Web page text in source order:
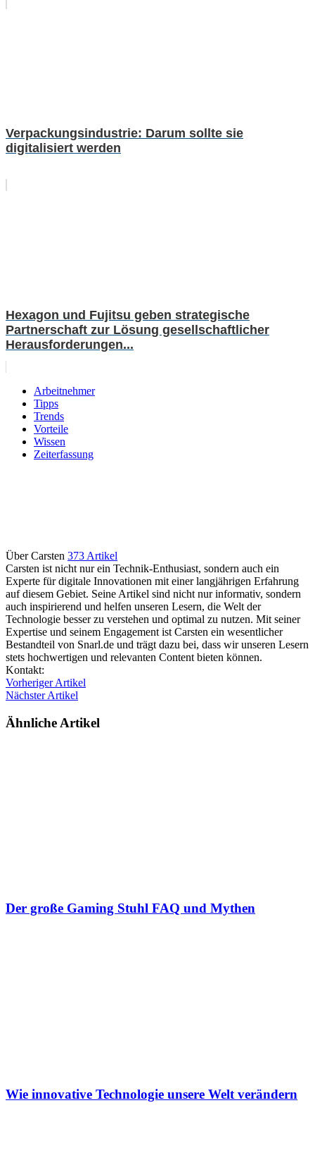
Verpackungsindustrie: Darum sollte sie
digitalisiert werden
Hexagon und Fujitsu geben strategische
Partnerschaft zur Lösung gesellschaftlicher
Herausforderungen...
Arbeitnehmer
Tipps
Trends
Vorteile
Wissen
Zeiterfassung
Über Carsten 373 Artikel
Carsten ist nicht nur ein Technik-Enthusiast, sondern auch ein
Experte für digitale Innovationen mit einer langjährigen Erfahrung
auf diesem Gebiet. Seine Artikel sind nicht nur informativ, sondern
auch inspirierend und helfen unseren Lesern, die Welt der
Technologie besser zu verstehen und optimal zu nutzen. Mit seiner
Expertise und seinem Engagement ist Carsten ein wesentlicher
Bestandteil von Snarl.de und trägt dazu bei, dass wir unseren Lesern
stets hochwertigen und relevanten Content bieten können.
Kontakt:
Vorheriger Artikel
Nächster Artikel
Ähnliche Artikel
Der große Gaming Stuhl FAQ und Mythen
Wie innovative Technologie unsere Welt verändern